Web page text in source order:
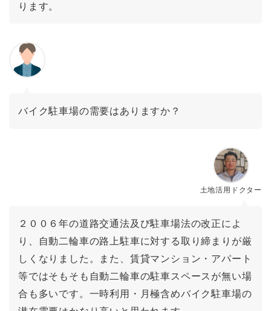
ります。
バイク駐車場の需要はありますか？
土地活用ドクター
２００６年の道路交通法及び駐車場法の改正によ
り、自動二輪車の路上駐車に対する取り締まりが厳
しくなりました。また、賃貸マンション・アパート
等ではそもそも自動二輪車の駐車スペースが無い場
合も多いです。一時利用・月極含めバイク駐車場の